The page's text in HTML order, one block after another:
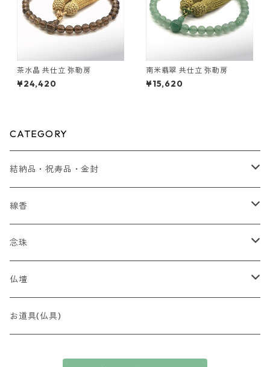
茶水晶 共仕立 弥勒房
¥24,420
南米翡翠 共仕立 弥勒房
¥15,620
CATEGORY
結納品・祝寿品・金封
結納品
線香
贈り物
贈答用 ~5,000円
贈答用 ~7,000円
最高峰 時代（とき）の香
香木
念珠
全宗派対応（略式）女性向け
全宗派対応（略式）男性向け
仏壇
コンパクト
お道具(仏具)